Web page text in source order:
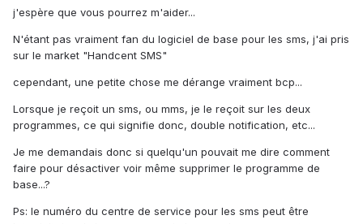
j'espère que vous pourrez m'aider...
N'étant pas vraiment fan du logiciel de base pour les sms, j'ai pris
sur le market "Handcent SMS"
cependant, une petite chose me dérange vraiment bcp...
Lorsque je reçoit un sms, ou mms, je le reçoit sur les deux
programmes, ce qui signifie donc, double notification, etc...
Je me demandais donc si quelqu'un pouvait me dire comment
faire pour désactiver voir même supprimer le programme de
base...?
Ps: le numéro du centre de service pour les sms peut être